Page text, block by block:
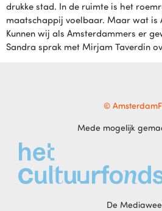
drukke stad. In de ruimte is het
maatschappij voelbaar. Maar wat is
Kunnen wij als Amsterdammers er
Sandra sprak met Mirjam Taverdin
©
Mede mogelijk
De